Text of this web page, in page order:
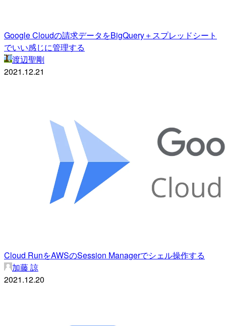
Google Cloudの請求データをBigQuery＋スプレッドシート
でいい感じに管理する
渡辺聖剛
2021.12.21
Cloud RunをAWSのSession Managerでシェル操作する
加藤 諒
2021.12.20